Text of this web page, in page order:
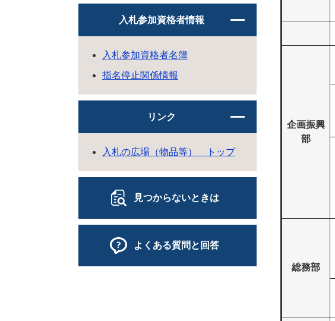
企画振興
部
総務部
入札参加資格者情報
入札参加資格者名簿
指名停止関係情報
リンク
入札の広場（物品等） トップ
見つからないときは
よくある質問と回答